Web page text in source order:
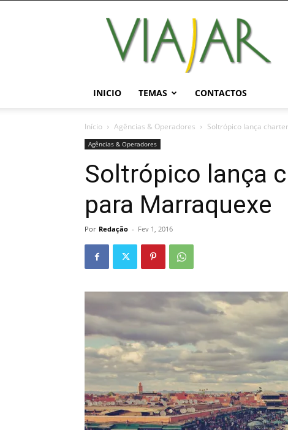
Viajar
Magazine
Online
INICIO TEMAS CONTACTOS
Início Agências & Operadores Soltrópico lança
Agências & Operadores
Soltrópico lança
para Marraquexe
Por Redação - Fev 1, 2016